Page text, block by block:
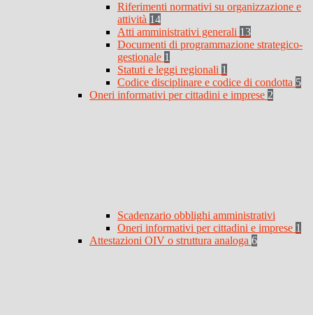
Riferimenti normativi su organizzazione e
attività 14
Atti amministrativi generali 13
Documenti di programmazione strategico-
gestionale 1
Statuti e leggi regionali 1
Codice disciplinare e codice di condotta 5
Oneri informativi per cittadini e imprese 2
Scadenzario obblighi amministrativi
Oneri informativi per cittadini e imprese 1
Attestazioni OIV o struttura analoga 6